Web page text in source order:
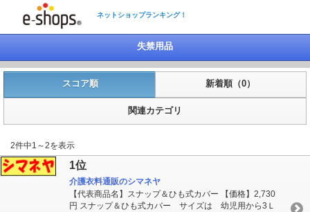
ネットショップランキング！
失禁用品
スコア順 新着順（0）
関連カテゴリ
2件中1～2を表示
1位
介護衣料通販のシマネヤ
【代表商品名】スナップ＆ひも式カバー 【価格】2,730
円 スナップ＆ひも式カバー サイズは 幼児用から3Ｌ